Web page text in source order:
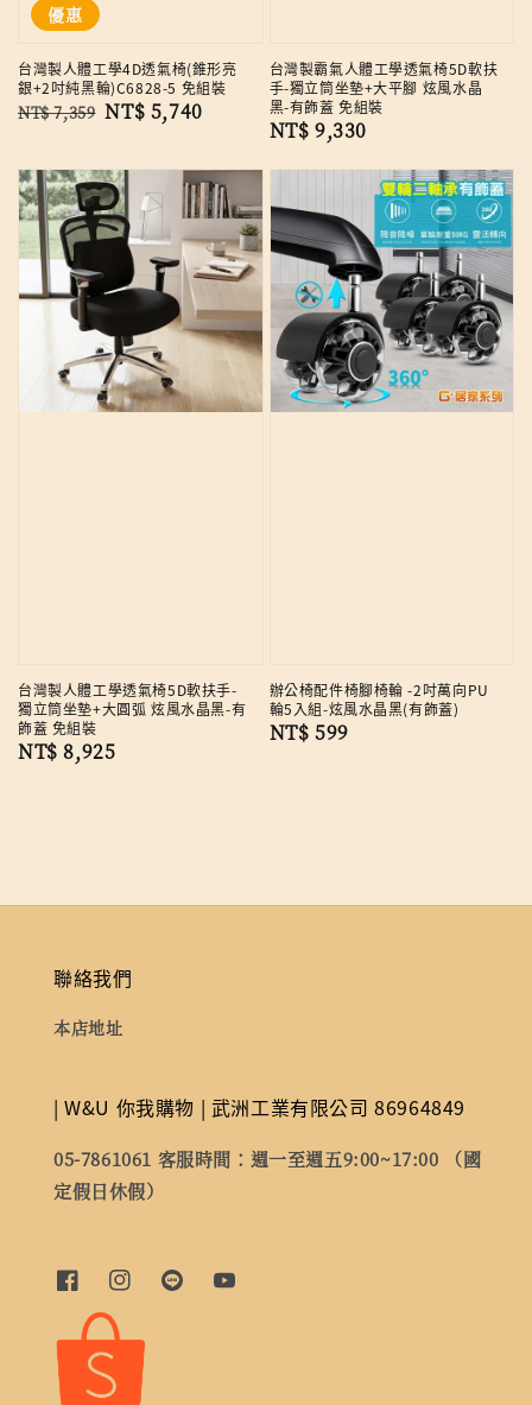
優惠
台灣製人體工學4D透氣椅(錐形亮
銀+2吋純黑輪)C6828-5 免組裝
Regular
NT$ 7,359 Sale
NT$ 5,740
台灣製霸氣人體工學透氣椅5D軟扶
手-獨立筒坐墊+大平腳 炫風水晶
黑-有飾蓋 免組裝
Regular
NT$ 9,330
台灣製人體工學透氣椅5D軟扶手-
獨立筒坐墊+大圓弧 炫風水晶黑-有
飾蓋 免組裝
Regular
NT$ 8,925
辦公椅配件椅腳椅輪 -2吋萬向PU
輪5入組-炫風水晶黑(有飾蓋)
Regular
NT$ 599
聯絡我們
本店地址
| W&U 你我購物 | 武洲工業有限公司 86964849
05-7861061 客服時間：週一至週五9:00~17:00 （國
定假日休假）